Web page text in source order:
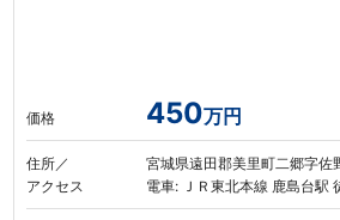
価格 450万円
住所／
アクセス
宮城県遠田郡美里町二郷字佐
電車: ＪＲ東北本線 鹿島台駅